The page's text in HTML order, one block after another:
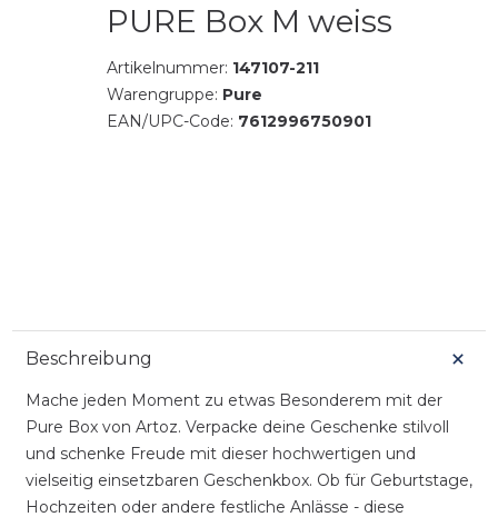
PURE Box M weiss
Artikelnummer: 147107-211
Warengruppe: Pure
EAN/UPC-Code: 7612996750901
Beschreibung
Mache jeden Moment zu etwas Besonderem mit der
Pure Box von Artoz. Verpacke deine Geschenke stilvoll
und schenke Freude mit dieser hochwertigen und
vielseitig einsetzbaren Geschenkbox. Ob für Geburtstage,
Hochzeiten oder andere festliche Anlässe - diese